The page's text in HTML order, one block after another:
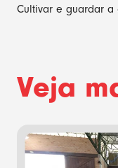
Cultivar e guardar a
Veja